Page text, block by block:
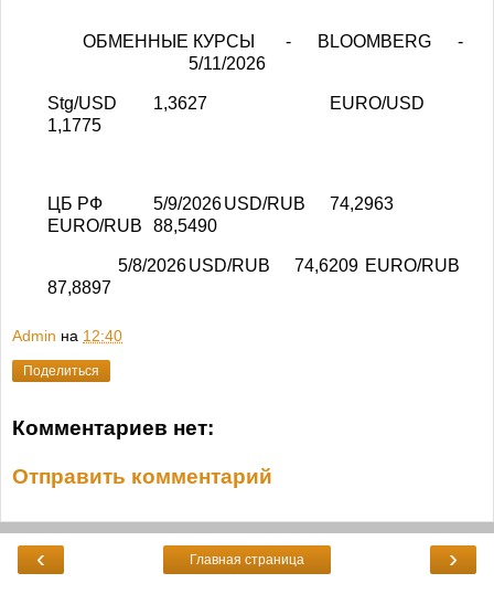
ОБМЕННЫЕ КУРСЫ - BLOOMBERG -
5/11/2026
Stg/USD 1,3627
EURO/USD
1,1775
ЦБ РФ 5/9/2026USD/RUB
74,2963
EURO/RUB
88,5490
5/8/2026USD/RUB 74,6209 EURO/RUB
87,8897
Admin на 12:40
Поделиться
Комментариев нет:
Отправить комментарий
‹ ›
Главная страница